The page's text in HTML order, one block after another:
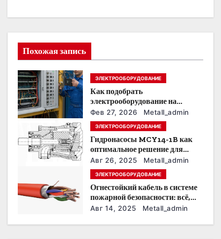
ц
я
п
о
з
а
с
Похожая запись
ЭЛЕКТРООБОРУДОВАНИЕ
Как подобрать
электрооборудование на
предприятии под тяжелые
условия эксплуатации
Фев 27, 2026 Metall_admin
ЭЛЕКТРООБОРУДОВАНИЕ
Гидронасосы MCY14-1B как
оптимальное решение для
модернизации гидросистем
Авг 26, 2025 Metall_admin
ЭЛЕКТРООБОРУДОВАНИЕ
Огнестойкий кабель в системе
пожарной безопасности: всё,
что нужно знать
Авг 14, 2025 Metall_admin